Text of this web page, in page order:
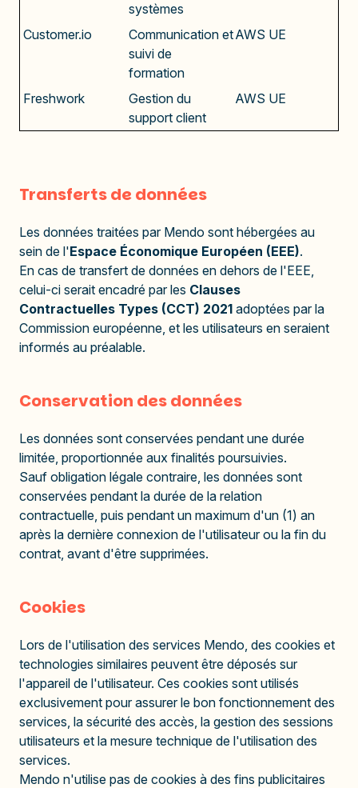
systèmes
Customer.io
Communication et
suivi de
formation
AWS UE
Freshwork
Gestion du
support client
AWS UE
Transferts de données
Les données traitées par Mendo sont hébergées au
sein de l'Espace Économique Européen (EEE).
En cas de transfert de données en dehors de l'EEE,
celui-ci serait encadré par les Clauses
Contractuelles Types (CCT) 2021 adoptées par la
Commission européenne, et les utilisateurs en seraient
informés au préalable.
Conservation des données
Les données sont conservées pendant une durée
limitée, proportionnée aux finalités poursuivies.
Sauf obligation légale contraire, les données sont
conservées pendant la durée de la relation
contractuelle, puis pendant un maximum d'un (1) an
après la dernière connexion de l'utilisateur ou la fin du
contrat, avant d'être supprimées.
Cookies
Lors de l'utilisation des services Mendo, des cookies et
technologies similaires peuvent être déposés sur
l'appareil de l'utilisateur. Ces cookies sont utilisés
exclusivement pour assurer le bon fonctionnement des
services, la sécurité des accès, la gestion des sessions
utilisateurs et la mesure technique de l'utilisation des
services.
Mendo n'utilise pas de cookies à des fins publicitaires